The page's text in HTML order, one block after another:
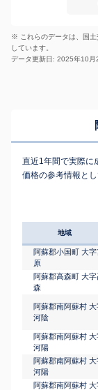
※ これらのデータは、国土
しています。
データ更新日: 2025年10月
直近1年間で実際に
価格の参考情報と
地域
阿蘇郡小国町 大字
原
阿蘇郡高森町 大字
森
阿蘇郡南阿蘇村 大
河陰
阿蘇郡南阿蘇村 大
河陽
阿蘇郡南阿蘇村 大
河陽
阿蘇郡南阿蘇村 大